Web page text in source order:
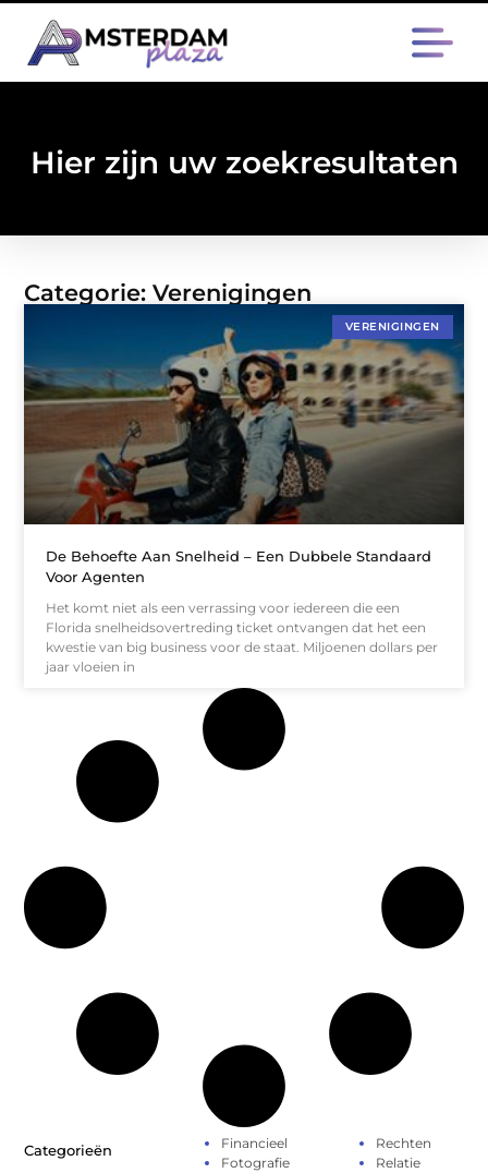
Hier zijn uw zoekresultaten
Categorie: Verenigingen
VERENIGINGEN
De Behoefte Aan Snelheid – Een Dubbele Standaard
Voor Agenten
Het komt niet als een verrassing voor iedereen die een
Florida snelheidsovertreding ticket ontvangen dat het een
kwestie van big business voor de staat. Miljoenen dollars per
jaar vloeien in
Categorieën
Financieel
Fotografie
Rechten
Relatie